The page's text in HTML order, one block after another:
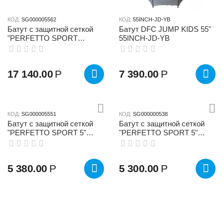
КОД: SG000005562
Батут с защитной сеткой
"PERFETTO SPORT
PREMIUM STRONG 10"
17 140.00 Р
КОД: 55INCH-JD-YB
Батут DFC JUMP KIDS 55"
55INCH-JD-YB
7 390.00 Р
КОД: SG000005551
Батут с защитной cеткой
"PERFETTO SPORT 5"
диаметр 1,4 м жёлтый
5 380.00 Р
КОД: SG000000538
Батут с защитной cеткой
"PERFETTO SPORT 5"
диаметр 1,4 м красный
5 300.00 Р